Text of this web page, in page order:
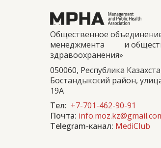
Общественное
менеджмента и
здравоохранения»
050060, Республика
Бостандыкский район,
19А
Тел: +7-701-462-90-91
Почта:
Telegram-канал: MediClub